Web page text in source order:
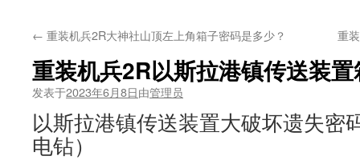
← 重装机兵2R大神社山顶左上角箱子密码是多少？ 重
重装机兵2R以斯拉港镇传送装
发表于2023年6月8日由管理员
以斯拉港镇传送装置大破坏遗失密
电钻）